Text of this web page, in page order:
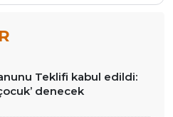
Teklifi kabul edildi:
denecek